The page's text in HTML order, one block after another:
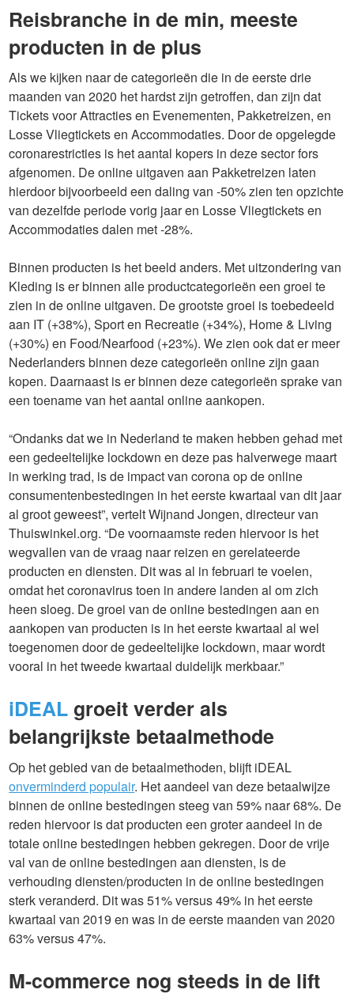
Reisbranche in de min, meeste
producten in de plus
Als we kijken naar de categorieën die in de eerste drie
maanden van 2020 het hardst zijn getroffen, dan zijn dat
Tickets voor Attracties en Evenementen, Pakketreizen, en
Losse Vliegtickets en Accommodaties. Door de opgelegde
coronarestricties is het aantal kopers in deze sector fors
afgenomen. De online uitgaven aan Pakketreizen laten
hierdoor bijvoorbeeld een daling van -50% zien ten opzichte
van dezelfde periode vorig jaar en Losse Vliegtickets en
Accommodaties dalen met -28%.
Binnen producten is het beeld anders. Met uitzondering van
Kleding is er binnen alle productcategorieën een groei te
zien in de online uitgaven. De grootste groei is toebedeeld
aan IT (+38%), Sport en Recreatie (+34%), Home & Living
(+30%) en Food/Nearfood (+23%). We zien ook dat er meer
Nederlanders binnen deze categorieën online zijn gaan
kopen. Daarnaast is er binnen deze categorieën sprake van
een toename van het aantal online aankopen.
“Ondanks dat we in Nederland te maken hebben gehad met
een gedeeltelijke lockdown en deze pas halverwege maart
in werking trad, is de impact van corona op de online
consumentenbestedingen in het eerste kwartaal van dit jaar
al groot geweest”, vertelt Wijnand Jongen, directeur van
Thuiswinkel.org. “De voornaamste reden hiervoor is het
wegvallen van de vraag naar reizen en gerelateerde
producten en diensten. Dit was al in februari te voelen,
omdat het coronavirus toen in andere landen al om zich
heen sloeg. De groei van de online bestedingen aan en
aankopen van producten is in het eerste kwartaal al wel
toegenomen door de gedeeltelijke lockdown, maar wordt
vooral in het tweede kwartaal duidelijk merkbaar.”
iDEAL groeit verder als
belangrijkste betaalmethode
Op het gebied van de betaalmethoden, blijft iDEAL
onverminderd populair. Het aandeel van deze betaalwijze
binnen de online bestedingen steeg van 59% naar 68%. De
reden hiervoor is dat producten een groter aandeel in de
totale online bestedingen hebben gekregen. Door de vrije
val van de online bestedingen aan diensten, is de
verhouding diensten/producten in de online bestedingen
sterk veranderd. Dit was 51% versus 49% in het eerste
kwartaal van 2019 en was in de eerste maanden van 2020
63% versus 47%.
M-commerce nog steeds in de lift